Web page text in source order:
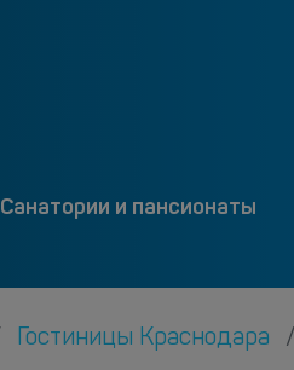
Санатории и пансионаты
Гостиницы Краснодара